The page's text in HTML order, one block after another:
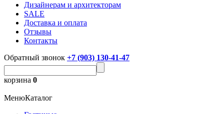
Дизайнерам и архитекторам
SALE
Доставка и оплата
Отзывы
Контакты
Обратный звонок +7 (903) 130-41-47
корзина 0
МенюКаталог